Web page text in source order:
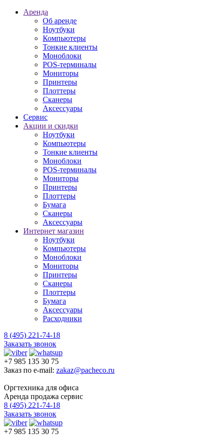
Аренда
Об аренде
Ноутбуки
Компьютеры
Тонкие клиенты
Моноблоки
POS-терминалы
Мониторы
Принтеры
Плоттеры
Сканеры
Аксессуары
Сервис
Акции и скидки
Ноутбуки
Компьютеры
Тонкие клиенты
Моноблоки
POS-терминалы
Мониторы
Принтеры
Плоттеры
Бумага
Сканеры
Аксессуары
Интернет магазин
Ноутбуки
Компьютеры
Моноблоки
Мониторы
Принтеры
Сканеры
Плоттеры
Бумага
Аксессуары
Расходники
8 (495) 221-74-18
Заказать звонок
+7 985 135 30 75
Заказ по e-mail: zakaz@pacheco.ru
Оргтехника для офиса
Аренда продажа сервис
8 (495) 221-74-18
Заказать звонок
+7 985 135 30 75